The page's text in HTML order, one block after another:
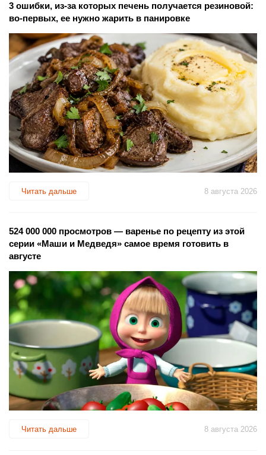
3 ошибки, из-за которых печень получается резиновой:
во-первых, ее нужно жарить в панировке
Читать дальше 8 августа 2026
524 000 000 просмотров — варенье по рецепту из этой
серии «Маши и Медведя» самое время готовить в
августе
Читать дальше 8 августа 2026